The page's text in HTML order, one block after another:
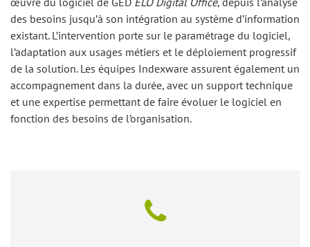
des besoins jusqu’à son intégration au système d’information
existant. L’intervention porte sur le paramétrage du logiciel,
l’adaptation aux usages métiers et le déploiement progressif
de la solution. Les équipes Indexware assurent également un
accompagnement dans la durée, avec un support technique
et une expertise permettant de faire évoluer le logiciel en
fonction des besoins de l’organisation.